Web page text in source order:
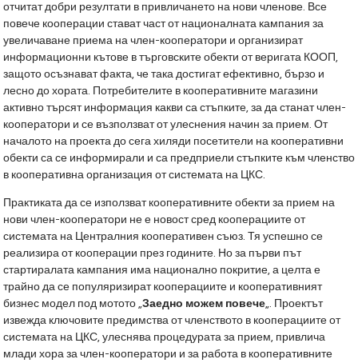
отчитат добри резултати в привличането на нови членове. Все
повече кооперации стават част от националната кампания за
увеличаване приема на член-кооператори и организират
информационни кътове в търговските обекти от веригата КООП,
защото осъзнават факта, че така достигат ефективно, бързо и
лесно до хората. Потребителите в кооперативните магазини
активно търсят информация какви са стъпките, за да станат член-
кооператори и се възползват от улеснения начин за прием. От
началото на проекта до сега хиляди посетители на кооперативни
обекти са се информирали и са предприели стъпките към членство
в кооперативна организация от системата на ЦКС.
Практиката да се използват кооперативните обекти за прием на
нови член-кооператори не е новост сред кооперациите от
системата на Централния кооперативен съюз. Тя успешно се
реализира от кооперации през годините. Но за първи път
стартиралата кампания има национално покритие, а целта е
трайно да се популяризират кооперациите и кооперативният
бизнес модел под мотото „Заедно можем повече„. Проектът
извежда ключовите предимства от членството в кооперациите от
системата на ЦКС, улеснява процедурата за прием, привлича
млади хора за член-кооператори и за работа в кооперативните